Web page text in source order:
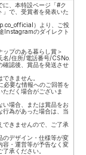
に、本特設ページ「#ク
」で、受賞者を発表いた
）より、ご投
Instagramのダイレクト
ップのある暮らし賞＞
名/住所/電話番号/CSNo.
確認後、賞品を発送させ
きません。
要な情報へのご回答を
だく場合がございま
場合、または賞品をお
行為があった場合は、当
きませんので、ご了承
デザイン・仕様等が変
容・運営等が予告なく変
承ください。